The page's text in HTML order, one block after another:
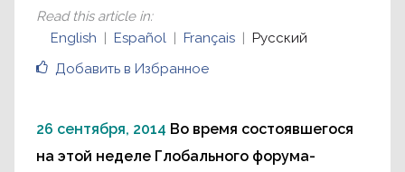
Добавить в Избранное
Read this article in:
English
Español Français Русский
26 сентября, 2014 Во время состоявшегося
на этой неделе Глобального форума-